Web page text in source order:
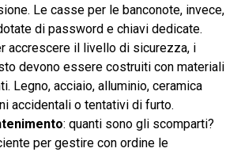
Le casse per le banconote, invece,
di password e chiavi dedicate.
accrescere il livello di sicurezza, i
devono essere costruiti con materiali
Legno, acciaio, alluminio, ceramica
accidentali o tentativi di furto.
: quanti sono gli scomparti?
per gestire con ordine le